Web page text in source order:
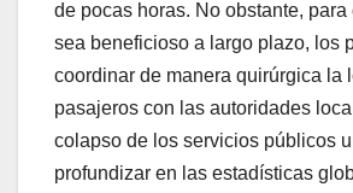
de pocas horas. No obstante,
sea beneficioso a largo plazo, los
coordinar de manera quirúrgica la
pasajeros con las autoridades
colapso de los servicios públicos
profundizar en las estadísticas